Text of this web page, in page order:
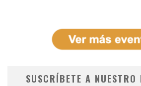
SUSCRÍBETE A NUESTRO